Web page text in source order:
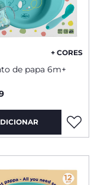
+ CORES
de papa 6m+